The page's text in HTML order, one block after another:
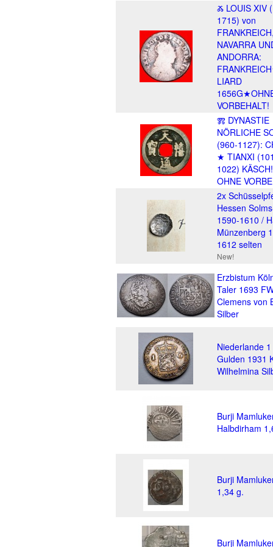
Ⰶ LOUIS XIV
1715) von
NAVARRA
ANDORRA:
LIARD
VORBEHALT!
Ⰿ DYNASTIE
NÖRLICHE
(960-1127):
★ TIANXI
1022) KÄSCH!
OHNE
2x
Hessen
1590-1610 /
Münzenberg
1612 selten
New!
Erzbistum
Taler 1693
Clemens von
Silber
Niederlande 1
Gulden 1931
Wilhelmina
Burji
Halbdirham
Burji
1,34 g.
Burji